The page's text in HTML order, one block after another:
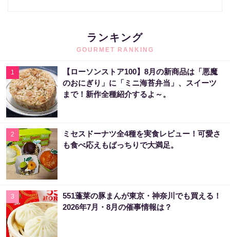
ランキング
GOURMET RANKING
1
【ローソンストア100】8月の新商品は「悪魔
のおにぎり」に「ミニ海苔弁当」、スイーツ
まで！新作全種紹介するよ～。
2
ミセスドーナツ全4種を実食レビュー！可愛さ
も食べ応えもばっちりで大満足。
3
551蓬莱の豚まんが東京・神奈川でも買える！
2026年7月・8月の催事情報は？